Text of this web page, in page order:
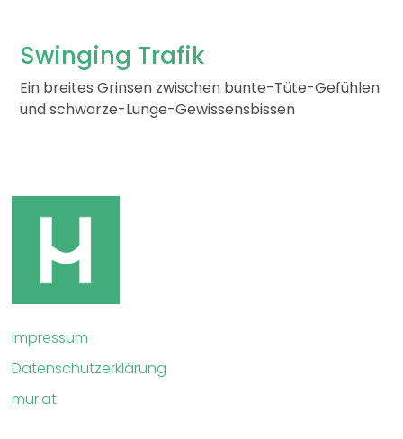
Swinging Trafik
Ein breites Grinsen zwischen bunte-Tüte-Gefühlen
und schwarze-Lunge-Gewissensbissen
Impressum
Datenschutzerklärung
mur.at